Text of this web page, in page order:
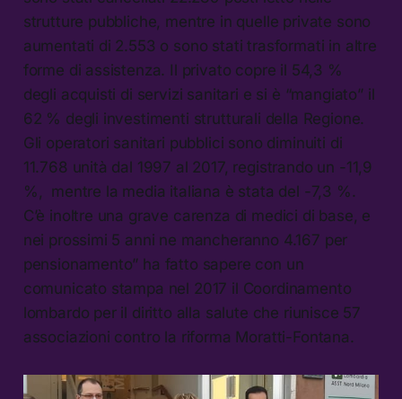
strutture pubbliche, mentre in quelle private sono
aumentati di 2.553 o sono stati trasformati in altre
forme di assistenza. Il privato copre il 54,3 %
degli acquisti di servizi sanitari e si è “mangiato” il
62 % degli investimenti strutturali della Regione.
Gli operatori sanitari pubblici sono diminuiti di
11.768 unità dal 1997 al 2017, registrando un -11,9
%, mentre la media italiana è stata del -7,3 %.
C’è inoltre una grave carenza di medici di base, e
nei prossimi 5 anni ne mancheranno 4.167 per
pensionamento” ha fatto sapere con un
comunicato stampa nel 2017 il Coordinamento
lombardo per il diritto alla salute che riunisce 57
associazioni contro la riforma Moratti-Fontana.